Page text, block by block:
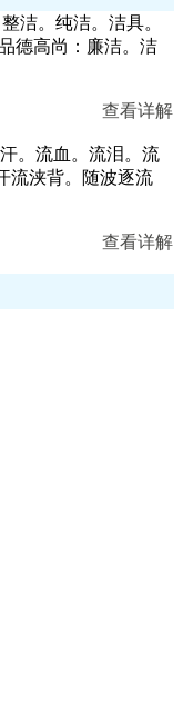
洁。纯洁。洁具。
德高尚：廉洁。洁
查看详解
。流血。流泪。流
流浃背。随波逐流
查看详解